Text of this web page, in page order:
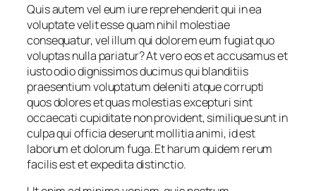
Quis autem vel eum iure reprehenderit qui in ea
voluptate velit esse quam nihil molestiae
consequatur, vel illum qui dolorem eum fugiat quo
voluptas nulla pariatur? At vero eos et accusamus et
iusto odio dignissimos ducimus qui blanditiis
praesentium voluptatum deleniti atque corrupti
quos dolores et quas molestias excepturi sint
occaecati cupiditate non provident, similique sunt in
culpa qui officia deserunt mollitia animi, id est
laborum et dolorum fuga. Et harum quidem rerum
facilis est et expedita distinctio.